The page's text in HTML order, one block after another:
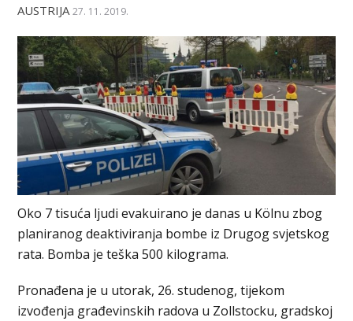
AUSTRIJA 27. 11. 2019.
Oko 7 tisuća ljudi evakuirano je danas u Kölnu zbog
planiranog deaktiviranja bombe iz Drugog svjetskog
rata. Bomba je teška 500 kilograma.
Pronađena je u utorak, 26. studenog, tijekom
izvođenja građevinskih radova u Zollstocku, gradskoj